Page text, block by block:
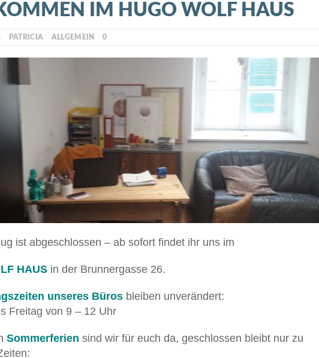
IM HUGO WOLF HAUS
PATRICIA ALLGEMEIN 0
ist abgeschlossen – ab sofort findet ihr uns im
HAUS in der Brunnergasse 26.
unseres Büros bleiben unverändert:
Freitag von 9 – 12 Uhr
Sommerferien sind wir für euch da, geschlossen bleibt nur zu